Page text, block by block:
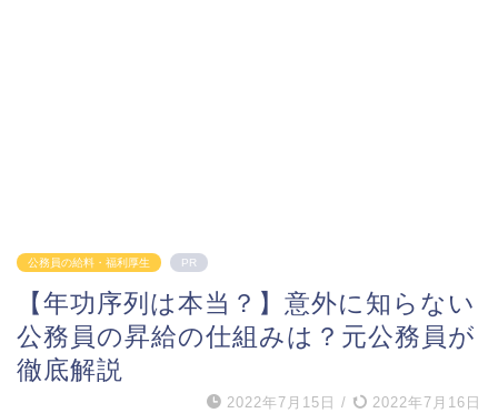
公務員の給料・福利厚生 PR
【年功序列は本当？】意外に知らない
公務員の昇給の仕組みは？元公務員が
徹底解説
2022年7月15日 / 2022年7月16日